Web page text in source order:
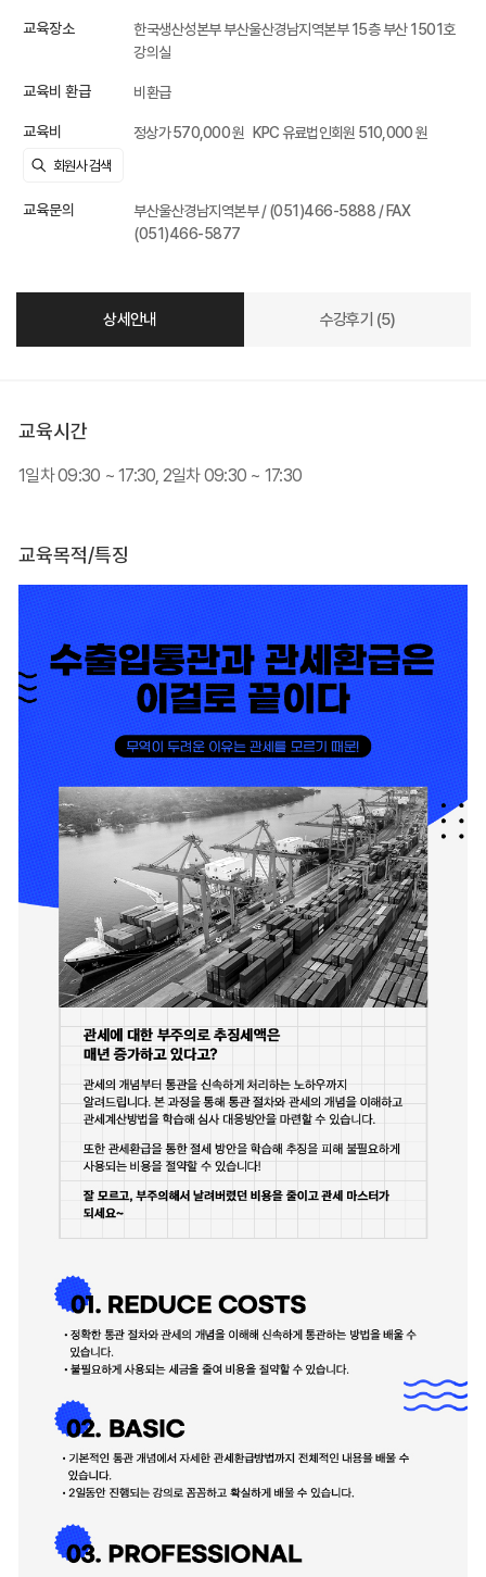
교육장소
한국생산성본부 부산울산경남지역본부 15층 부산 1501호
강의실
교육비 환급 비환급
교육비 정상가 570,000 원 KPC 유료법인회원 510,000 원
교육문의
부산울산경남지역본부 / (051)466-5888 / FAX
(051)466-5877
상세안내 수강후기 (5)
교육시간
1일차 09:30 ~ 17:30, 2일차 09:30 ~ 17:30
교육목적/특징